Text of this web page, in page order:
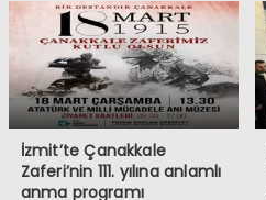
İzmit’te Çanakkale
Zaferi’nin 111. yılına anlamlı
anma programı